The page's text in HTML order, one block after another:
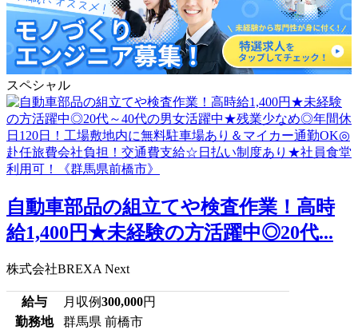
スペシャル
自動車部品の組立てや検査作業！高時
給1,400円★未経験の方活躍中◎20代...
株式会社BREXA Next
給与 月収例300,000円
勤務地
群馬県 前橋市